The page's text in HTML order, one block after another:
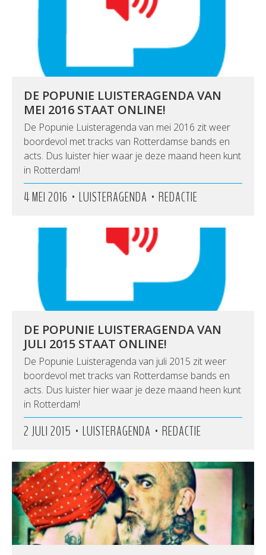
DE POPUNIE LUISTERAGENDA VAN
MEI 2016 STAAT ONLINE!
De Popunie Luisteragenda van mei 2016 zit weer
boordevol met tracks van Rotterdamse bands en
acts. Dus luister hier waar je deze maand heen kunt
in Rotterdam!
4 MEI 2016 • LUISTERAGENDA • REDACTIE
DE POPUNIE LUISTERAGENDA VAN
JULI 2015 STAAT ONLINE!
De Popunie Luisteragenda van juli 2015 zit weer
boordevol met tracks van Rotterdamse bands en
acts. Dus luister hier waar je deze maand heen kunt
in Rotterdam!
2 JULI 2015 • LUISTERAGENDA • REDACTIE